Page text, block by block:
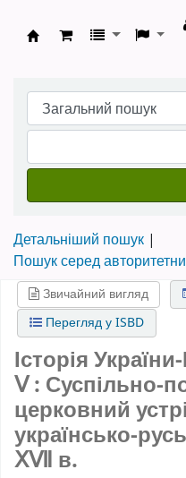
Бібліотека НТШ ›
Детальніший пошук
Пошук серед
Звичайний вигляд
Перегляд у ISBD
Історія
Ⅴ : Суспільно-
церковний
українсько-
ⅩⅦ в.